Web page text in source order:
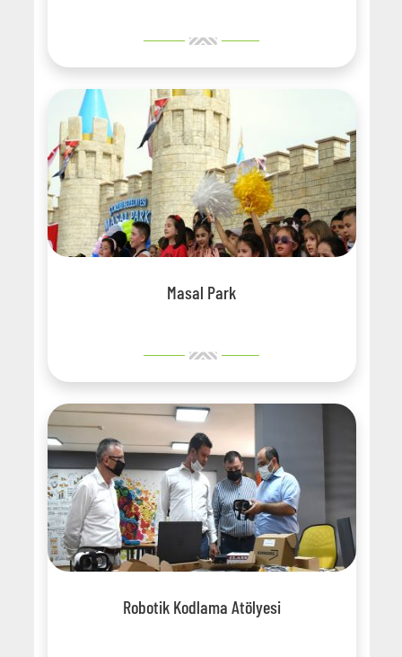
Masal Park
Robotik Kodlama Atölyesi